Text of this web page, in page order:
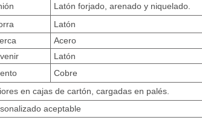
Latón forjado, arenado y niquelado.
Latón
Acero
Latón
Cobre
en cajas de cartón, cargadas en palés.
aceptable